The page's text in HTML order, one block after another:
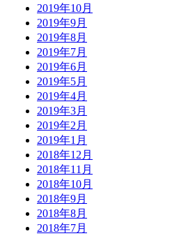
2019年10月
2019年9月
2019年8月
2019年7月
2019年6月
2019年5月
2019年4月
2019年3月
2019年2月
2019年1月
2018年12月
2018年11月
2018年10月
2018年9月
2018年8月
2018年7月